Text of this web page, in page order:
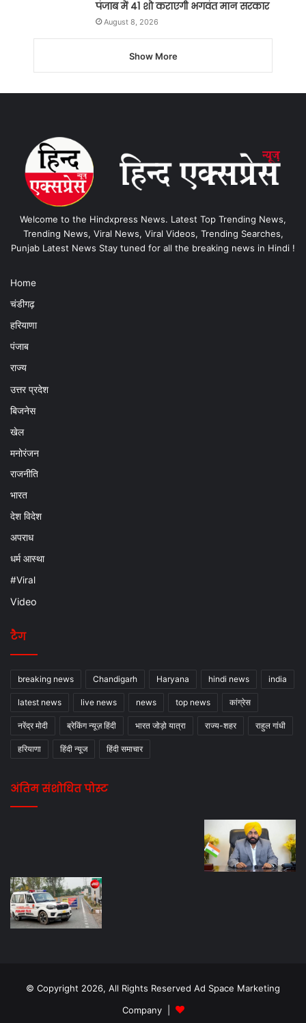
पंजाब में 41 शो कराएगी भगवंत मान सरकार
August 8, 2026
Show More
Welcome to the Hindxpress News. Latest Top Trending News,
Trending News, Viral News, Viral Videos, Trending Searches,
Punjab Latest News Stay tuned for all the breaking news in Hindi !
Home
चंडीगढ़
हरियाणा
पंजाब
राज्य
उत्तर प्रदेश
बिजनेस
खेल
मनोरंजन
राजनीति
भारत
देश विदेश
अपराध
धर्म आस्था
#Viral
Video
टैग
breaking news Chandigarh Haryana hindi news india
latest news live news news top news कांग्रेस
नरेंद्र मोदी ब्रेकिंग न्यूज़ हिंदी भारत जोड़ो यात्रा राज्य-शहर राहुल गांधी
हरियाणा हिंदी न्यूज हिंदी समाचार
अंतिम संशोधित पोस्ट
© Copyright 2026, All Rights Reserved Ad Space Marketing
Company |